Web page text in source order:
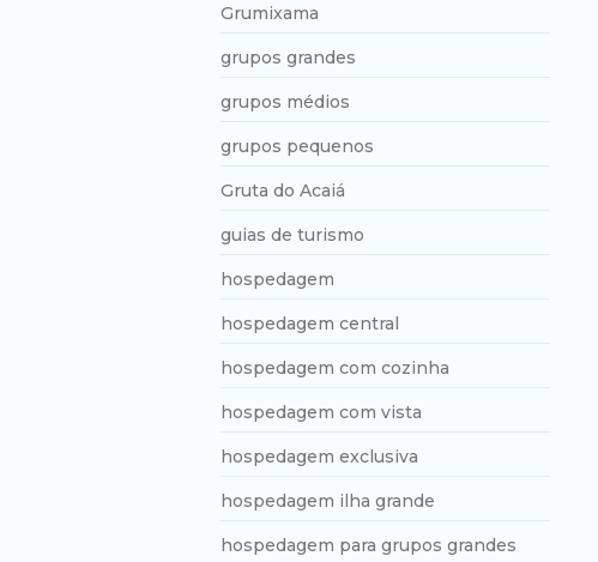
Grumixama
grupos grandes
grupos médios
grupos pequenos
Gruta do Acaiá
guias de turismo
hospedagem
hospedagem central
hospedagem com cozinha
hospedagem com vista
hospedagem exclusiva
hospedagem ilha grande
hospedagem para grupos grandes